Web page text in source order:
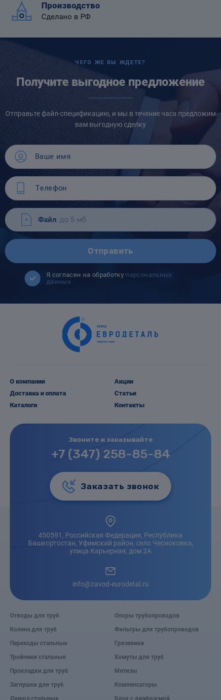
Производство
Сделано в РФ
ЧЕГО ЖЕ ВЫ ЖДЕТЕ?
Получите выгодное предложение
Отправьте файл-спецификацию, и мы в течение часа предложим
вам выгодную сделку
Файл до 5 мб
Отправить
Я согласен на обработку персональных
данных
О компании
Доставка и оплата
Каталоги
Акции
Статьи
Контакты
Звоните и заказывайте
+7 (347) 258-85-84
Заказать звонок
450591, Российская Федерация, Республика
Башкортостан, Уфимский район, село Чесноковка,
улица Карьерная, дом 2А
info@zavod-eurodetal.ru
Отводы для труб
Колена для труб
Переходы стальные
Тройники стальные
Прокладки для труб
Заглушки для труб
Опоры трубопроводов
Фильтры для трубопроводов
Грязевики
Хомуты для труб
Метизы
Компенсаторы